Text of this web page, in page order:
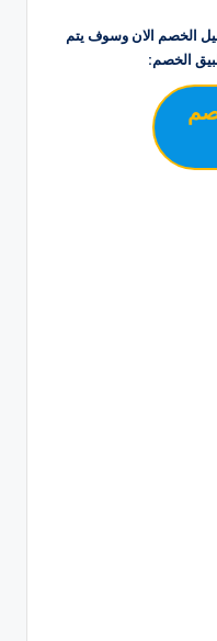
الخصم الان وسوف يتم
الخصم: